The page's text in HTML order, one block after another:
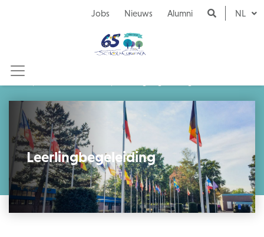
Jobs Nieuws Alumni NL
Leerlingbegeleiding